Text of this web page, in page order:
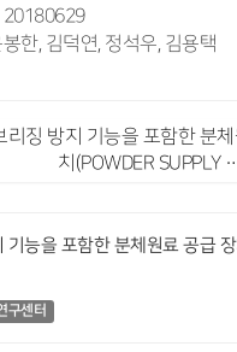
20180629
한, 김덕연, 정석우, 김용택
기능을 포함한 분체원료 공급
구센터